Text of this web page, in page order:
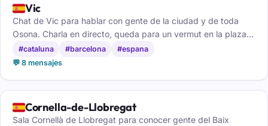
🇪🇸Vic
Chat de Vic para hablar con gente de la ciudad y de toda
Osona. Charla en directo, queda para un vermut en la plaza y
haz amigos, gratis y sin registro.
#cataluna #barcelona
#espana
💬 8 mensajes
🇪🇸Cornella-de-Llobregat
Sala Cornellà de Llobregat para conocer gente del Baix